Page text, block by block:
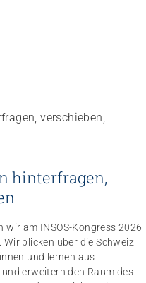
hinterfragen,
wir am INSOS-Kongress 2026
blicken über die Schweiz
und lernen aus
erweitern den Raum des